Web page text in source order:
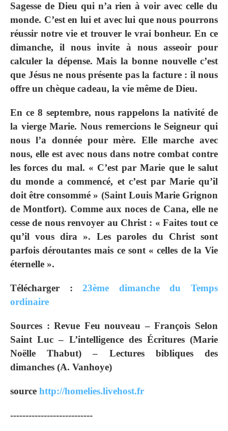
Sagesse de Dieu qui n’a rien à voir avec celle du
monde. C’est en lui et avec lui que nous pourrons
réussir notre vie et trouver le vrai bonheur. En ce
dimanche, il nous invite à nous asseoir pour
calculer la dépense. Mais la bonne nouvelle c’est
que Jésus ne nous présente pas la facture : il nous
offre un chèque cadeau, la vie même de Dieu.
En ce 8 septembre, nous rappelons la nativité de
la vierge Marie. Nous remercions le Seigneur qui
nous l’a donnée pour mère. Elle marche avec
nous, elle est avec nous dans notre combat contre
les forces du mal. « C’est par Marie que le salut
du monde a commencé, et c’est par Marie qu’il
doit être consommé » (Saint Louis Marie Grignon
de Montfort). Comme aux noces de Cana, elle ne
cesse de nous renvoyer au Christ : « Faites tout ce
qu’il vous dira ». Les paroles du Christ sont
parfois déroutantes mais ce sont « celles de la Vie
éternelle ».
Télécharger :23ème dimanche du Temps
ordinaire
Sources : Revue Feu nouveau – François Selon
Saint Luc – L’intelligence des Écritures (Marie
Noëlle Thabut) – Lectures bibliques des
dimanches (A. Vanhoye)
source http://homelies.livehost.fr
---------------------------